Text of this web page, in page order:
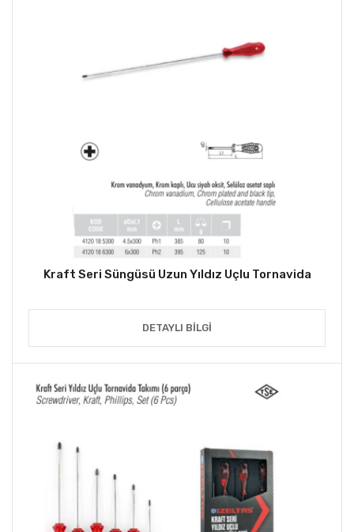
Kraft Seri Süngüsü Uzun Yıldız Uçlu Tornavida
DETAYLI BILGI